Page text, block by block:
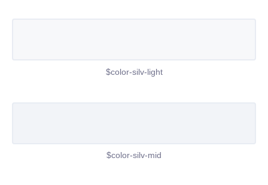
$color-silv-light
$color-silv-mid